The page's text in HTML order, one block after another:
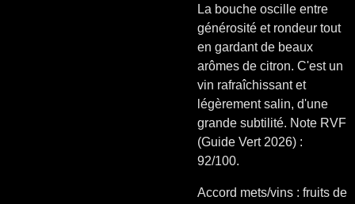
La bouche oscille entre
générosité et rondeur tout
en gardant de beaux
arômes de citron. C'est un
vin rafraîchissant et
légèrement salin, d'une
grande subtilité. Note RVF
(Guide Vert 2026) :
92/100.
Accord mets/vins : fruits de